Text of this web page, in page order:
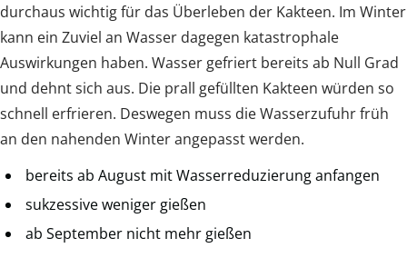
durchaus wichtig für das Überleben der Kakteen. Im Winter
kann ein Zuviel an Wasser dagegen katastrophale
Auswirkungen haben. Wasser gefriert bereits ab Null Grad
und dehnt sich aus. Die prall gefüllten Kakteen würden so
schnell erfrieren. Deswegen muss die Wasserzufuhr früh
an den nahenden Winter angepasst werden.
bereits ab August mit Wasserreduzierung anfangen
sukzessive weniger gießen
ab September nicht mehr gießen